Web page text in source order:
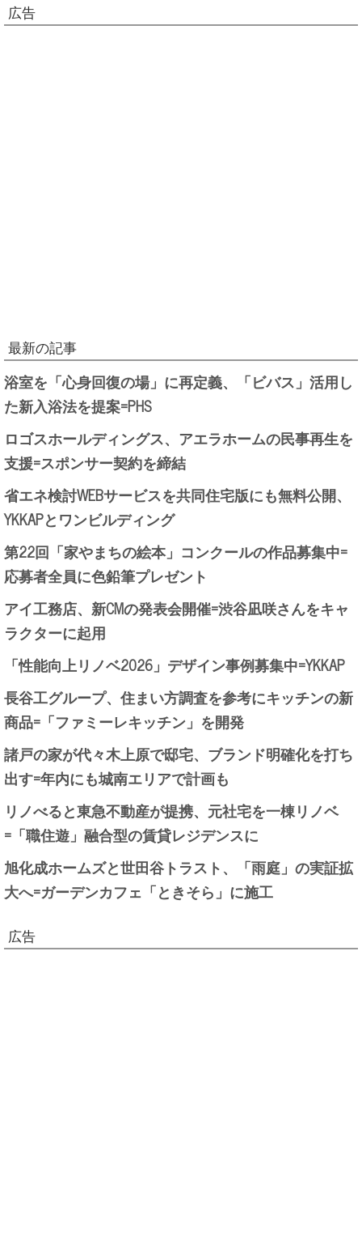
広告
最新の記事
浴室を「心身回復の場」に再定義、「ビバス」活用し
た新入浴法を提案=PHS
ロゴスホールディングス、アエラホームの民事再生を
支援=スポンサー契約を締結
省エネ検討WEBサービスを共同住宅版にも無料公開、
YKKAPとワンビルディング
第22回「家やまちの絵本」コンクールの作品募集中=
応募者全員に色鉛筆プレゼント
アイ工務店、新CMの発表会開催=渋谷凪咲さんをキャ
ラクターに起用
「性能向上リノベ2026」デザイン事例募集中=YKKAP
長谷工グループ、住まい方調査を参考にキッチンの新
商品=「ファミーレキッチン」を開発
諸戸の家が代々木上原で邸宅、ブランド明確化を打ち
出す=年内にも城南エリアで計画も
リノべると東急不動産が提携、元社宅を一棟リノベ
=「職住遊」融合型の賃貸レジデンスに
旭化成ホームズと世田谷トラスト、「雨庭」の実証拡
大へ=ガーデンカフェ「ときそら」に施工
広告